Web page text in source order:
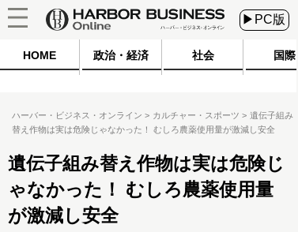
▶PC版
HOME 政治・経済 社会 国際
ハーバー・ビジネス・オンライン カルチャー・スポーツ
遺伝子組み
替え作物は実は危険じゃなかった！ むしろ農薬使用量が激減し安全
遺伝子組み替え作物は実は危険じ
ゃなかった！ むしろ農薬使用量
が激減し安全